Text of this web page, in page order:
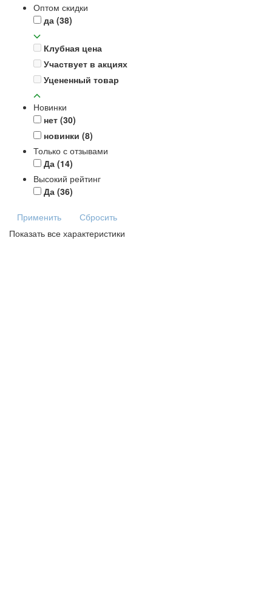
Оптом скидки
да (38)
Клубная цена
Участвует в акциях
Уцененный товар
Новинки
нет (30)
новинки (8)
Только с отзывами
Да (14)
Высокий рейтинг
Да (36)
Применить
Сбросить
Показать все характеристики